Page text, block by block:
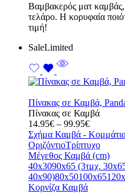
Bαμβακερός ματ καμβάς,
τελάρο. Η κορυφαία
τιμή!
SaleLimited
Πίνακας σε Καμβά,
Πίνακας σε Καμβά
14.95€ – 99.95€Price
range:
14.95€
through
99.95€
Σχήμα Καμβά -
ΟριζόντιοΤρίπτυχο
Μέγεθος Καμβά (cm)
40x3090x65 (3τμχ.
40x90)80x50100x65
Κορνίζα Καμβά